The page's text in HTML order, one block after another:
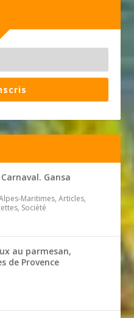
Gansa
Maritimes, Articles,
Société
au parmesan,
de Provence